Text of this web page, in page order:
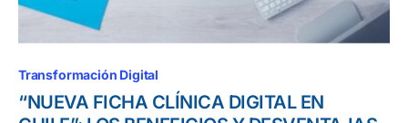
Transformación Digital
“NUEVA FICHA CLÍNICA DIGITAL EN